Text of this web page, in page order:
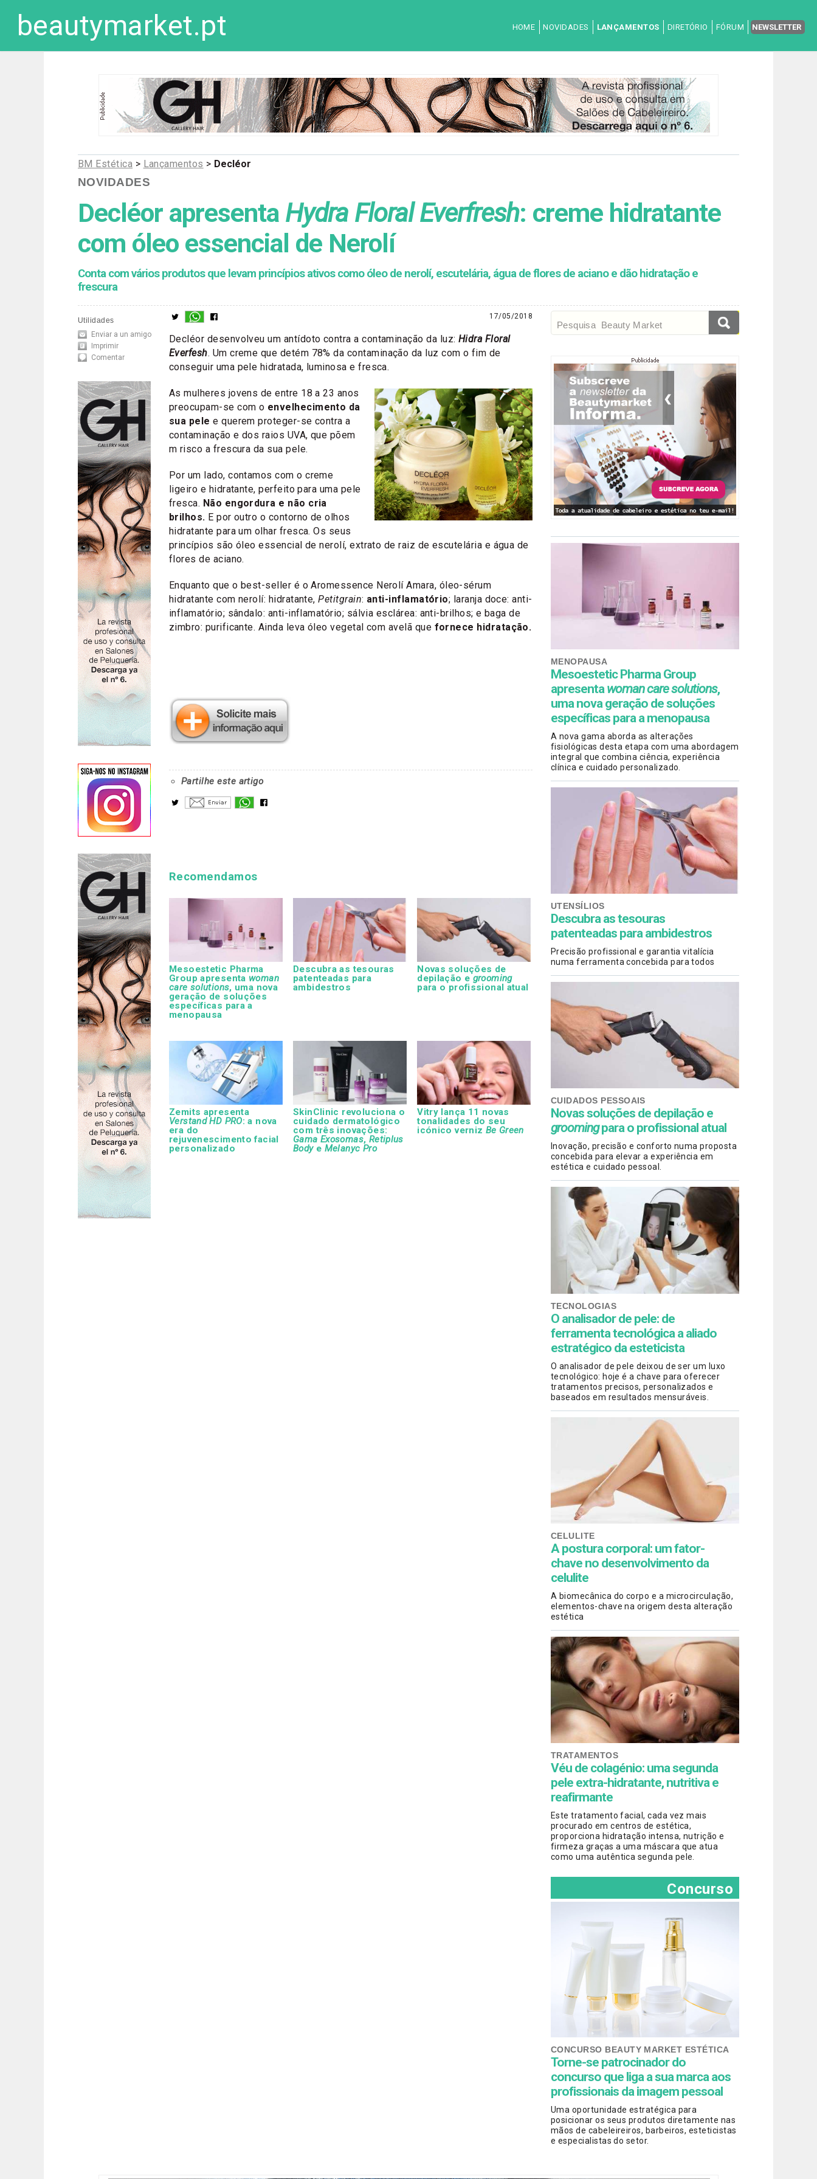
beautymarket.pt HOME NOVIDADES LANÇAMENTOS DIRETÓRIO FÓRUM NEWSLETTER
BM Estética > Lançamentos > Decléor
NOVIDADES
Decléor apresenta Hydra Floral Everfresh: creme hidratante
com óleo essencial de Nerolí
Conta com vários produtos que levam princípios ativos como óleo de nerolí, escutelária, água de flores de aciano e dão hidratação e
frescura
Utilidades
Enviar a un amigo
Imprimir
Comentar
MENOPAUSA
Mesoestetic Pharma Group
apresentawoman care solutions,
uma nova geração de soluções
específicas para a menopausa
A nova gama aborda as alterações
fisiológicas desta etapa com uma abordagem
integral que combina ciência, experiência
clínica e cuidado personalizado.
UTENSÍLIOS
Descubra as tesouras
patenteadas para ambidestros
Precisão profissional e garantia vitalícia
numa ferramenta concebida para todos
CUIDADOS PESSOAIS
Novas soluções de depilação e
groomingpara o profissional atual
Inovação, precisão e conforto numa proposta
concebida para elevar a experiência em
estética e cuidado pessoal.
TECNOLOGIAS
O analisador de pele: de
ferramenta tecnológica a aliado
estratégico da esteticista
O analisador de pele deixou de ser um luxo
tecnológico: hoje é a chave para oferecer
tratamentos precisos, personalizados e
baseados em resultados mensuráveis.
CELULITE
A postura corporal: um fator-
chave no desenvolvimento da
celulite
A biomecânica do corpo e a microcirculação,
elementos-chave na origem desta alteração
estética
TRATAMENTOS
Véu de colagénio: uma segunda
pele extra-hidratante, nutritiva e
reafirmante
Este tratamento facial, cada vez mais
procurado em centros de estética,
proporciona hidratação intensa, nutrição e
firmeza graças a uma máscara que atua
como uma autêntica segunda pele.
Concurso
CONCURSO BEAUTY MARKET ESTÉTICA
Torne-se patrocinador do
concurso que liga a sua marca aos
profissionais da imagem pessoal
Uma oportunidade estratégica para
posicionar os seus produtos diretamente nas
mãos de cabeleireiros, barbeiros, esteticistas
e especialistas do setor.
17/05/2018
Decléor desenvolveu um antídoto contra a contaminação da luz: Hidra Floral
Everfesh. Um creme que detém 78% da contaminação da luz com o fim de
conseguir uma pele hidratada, luminosa e fresca.
As mulheres jovens de entre 18 a 23 anos
preocupam-se com o envelhecimento da
sua pelee querem proteger-se contra a
contaminação e dos raios UVA, que põem
m risco a frescura da sua pele.
Por um lado, contamos com o creme
ligeiro e hidratante, perfeito para uma pele
fresca. Não engordura e não cria
brilhos. E por outro o contorno de olhos
hidratante para um olhar fresca. Os seus
princípios são óleo essencial de nerolí, extrato de raiz de escutelária e água de
flores de aciano.
Enquanto que o best-seller é o Aromessence Nerolí Amara, óleo-sérum
hidratante com nerolí: hidratante,Petitgrain: anti-inflamatório; laranja doce: anti-
inflamatório; sândalo: anti-inflamatório; sálvia esclárea: anti-brilhos; e baga de
zimbro: purificante. Ainda leva óleo vegetal com avelã que fornece hidratação.
Partilhe este artigo
Recomendamos
Mesoestetic Pharma
Group apresenta woman
care solutions, uma nova
geração de soluções
específicas para a
menopausa
Descubra as tesouras
patenteadas para
ambidestros
Novas soluções de
depilação e grooming
para o profissional atual
Zemits apresenta
Verstand HD PRO: a nova
era do
rejuvenescimento facial
personalizado
SkinClinic revoluciona o
cuidado dermatológico
com três inovações:
Gama Exosomas, Retiplus
Bodye Melanyc Pro
Vitry lança 11 novas
tonalidades do seu
icónico verniz Be Green